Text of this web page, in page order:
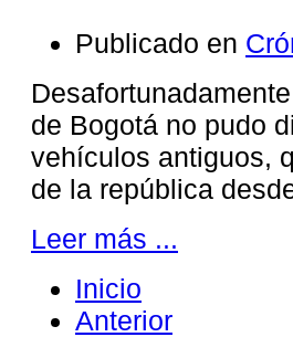
Publicado en
de Bogotá no pudo
vehículos antiguos,
de la república
Leer más ...
Inicio
Anterior